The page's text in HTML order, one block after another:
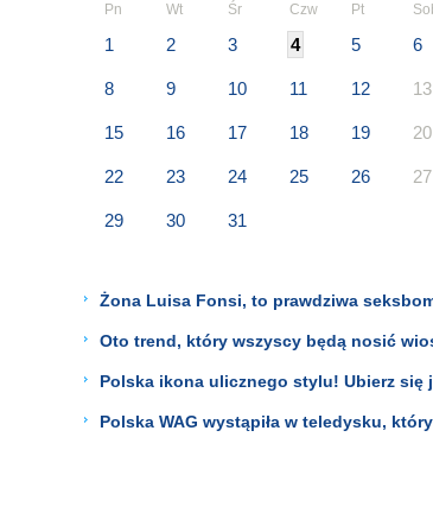
Pn Wt Śr Czw Pt
1 2 3 4 5 6
8 9 10 11 12 13
15 16 17 18 19 20
22 23 24 25 26 27
29 30 31
Żona Luisa Fonsi, to prawdziwa
Oto trend, który wszyscy będą nosić
Polska ikona ulicznego stylu! Ubierz
Polska WAG wystąpiła w teledysku,